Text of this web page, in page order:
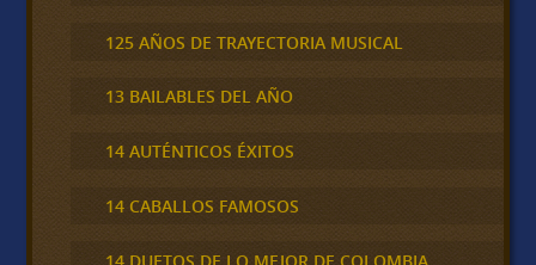
125 AÑOS DE TRAYECTORIA MUSICAL
13 BAILABLES DEL AÑO
14 AUTÉNTICOS ÉXITOS
14 CABALLOS FAMOSOS
14 DUETOS DE LO MEJOR DE COLOMBIA